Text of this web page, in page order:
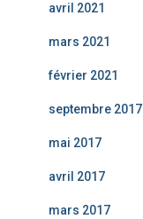
avril 2021
mars 2021
février 2021
septembre 2017
mai 2017
avril 2017
mars 2017